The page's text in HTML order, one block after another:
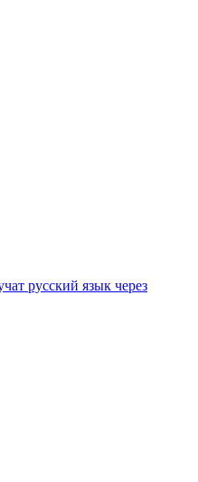
русский язык через